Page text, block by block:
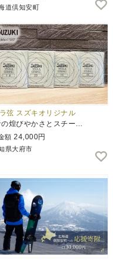
道倶知安町
弦 スズキオリジナル
煌びやかさとスチー…
額 24,000円
県大府市